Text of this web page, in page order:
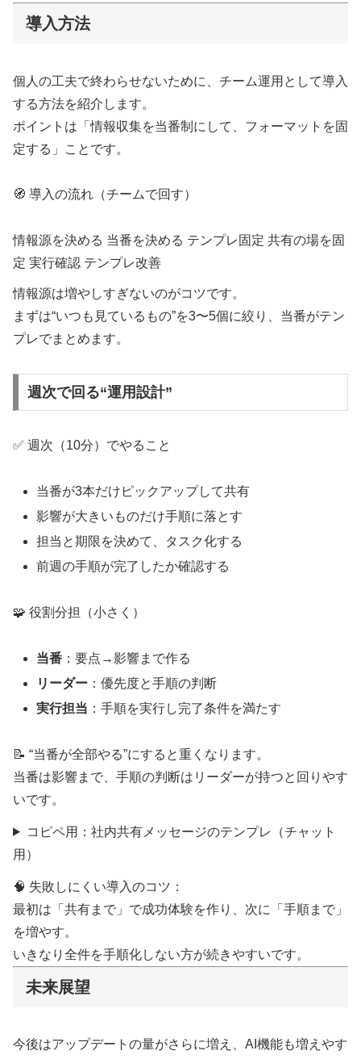
導入方法
個人の工夫で終わらせないために、チーム運用として導入
する方法を紹介します。
ポイントは「情報収集を当番制にして、フォーマットを固
定する」ことです。
🧭 導入の流れ（チームで回す）
情報源を決める 当番を決める テンプレ固定 共有の場を固
定 実行確認 テンプレ改善
情報源は増やしすぎないのがコツです。
まずは“いつも見ているもの”を3〜5個に絞り、当番がテン
プレでまとめます。
週次で回る“運用設計”
✅ 週次（10分）でやること
当番が3本だけピックアップして共有
影響が大きいものだけ手順に落とす
担当と期限を決めて、タスク化する
前週の手順が完了したか確認する
🧩 役割分担（小さく）
当番 ：要点→影響まで作る
リーダー ：優先度と手順の判断
実行担当 ：手順を実行し完了条件を満たす
📝 “当番が全部やる”にすると重くなります。
当番は影響まで、手順の判断はリーダーが持つと回りやす
いです。
コピペ用：社内共有メッセージのテンプレ（チャット
用）
🧠 失敗しにくい導入のコツ：
最初は「共有まで」で成功体験を作り、次に「手順まで」
を増やす。
いきなり全件を手順化しない方が続きやすいです。
未来展望
今後はアップデートの量がさらに増え、AI機能も増えやす